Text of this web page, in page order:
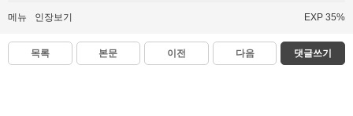
메뉴 인장보기 EXP 35%
목록 본문 이전 다음 댓글쓰기